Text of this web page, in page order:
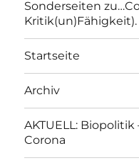
Sonderseiten
Kritik(un)Fähigkeit).
Startseite
Archiv
AKTUELL:
Corona